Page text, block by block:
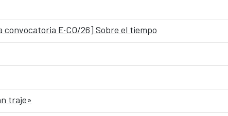
convocatoria E·CO/26] Sobre el tiempo
traje»